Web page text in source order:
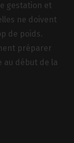
gestation et
ne doivent
de poids.
préparer
au début de la